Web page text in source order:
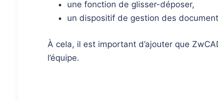
une fonction de glisser-déposer,
un dispositif de gestion des
À cela, il est important d’ajouter que
l’équipe.